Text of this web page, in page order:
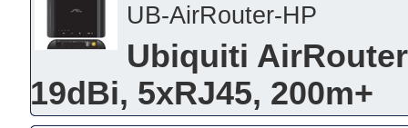
UB-AirRouter-HP
Ubiquiti
19dBi, 5xRJ45, 200m+